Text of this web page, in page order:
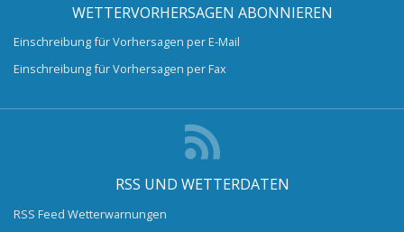
WETTERVORHERSAGEN ABONNIEREN
Einschreibung für Vorhersagen per E-Mail
Einschreibung für Vorhersagen per Fax
RSS UND WETTERDATEN
RSS Feed Wetterwarnungen